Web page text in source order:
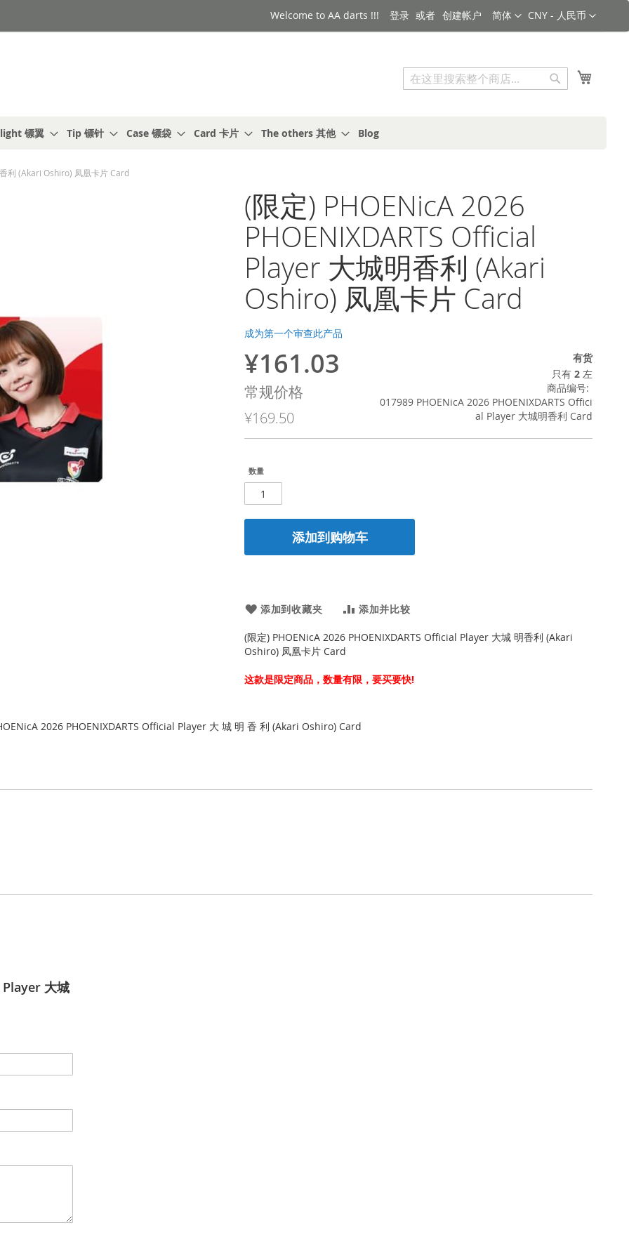
货币
CNY - 人民币
语言
简体
Welcome to AA darts !!! 登录 创建帐户
搜索
镖翼
Tip 镖针 Case 镖袋 Card 卡片 The others 其他 Blog
利 (Akari Oshiro) 凤凰卡片 Card
(限定) PHOENicA 2026
PHOENIXDARTS Official
Player 大城明香利 (Akari
Oshiro) 凤凰卡片 Card
成为第一个审查此产品
特
殊
价
格
¥161.03
常规价格
¥169.50
有货
只有 2 左
商品编号
017989 PHOENicA 2026 PHOENIXDARTS Offici
al Player 大城明香利 Card
数量
添加到购物车
添加到收藏夹 添加并比较
(限定) PHOENicA 2026 PHOENIXDARTS Official Player 大城 明香利 (Akari
Oshiro) 凤凰卡片 Card
这款是限定商品，数量有限，要买要快!
2026 PHOENIXDARTS Official Player 大 城 明 香 利 (Akari Oshiro) Card
Player 大城